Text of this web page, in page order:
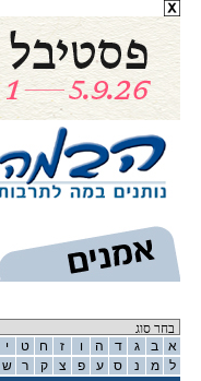
י ט ח ז ו ה ד ג ב
א
ש ר ק צ פ ע ס נ מ
ל